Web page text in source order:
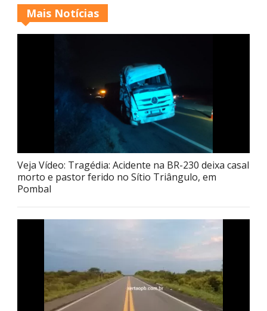
Mais Notícias
Veja Vídeo: Tragédia: Acidente na BR-230 deixa casal
morto e pastor ferido no Sítio Triângulo, em
Pombal